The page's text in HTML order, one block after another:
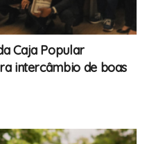
Caja Popular
intercâmbio de boas